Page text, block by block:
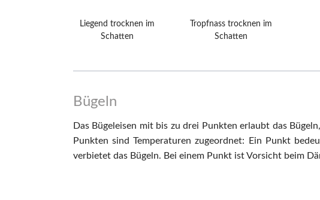
Liegend trocknen im
Schatten
Tropfnass trocknen im
Schatten
Bügeln
Das Bügeleisen mit bis zu drei Punkten erlaubt das
Punkten sind Temperaturen zugeordnet: Ein Punkt
verbietet das Bügeln. Bei einem Punkt ist Vorsicht beim